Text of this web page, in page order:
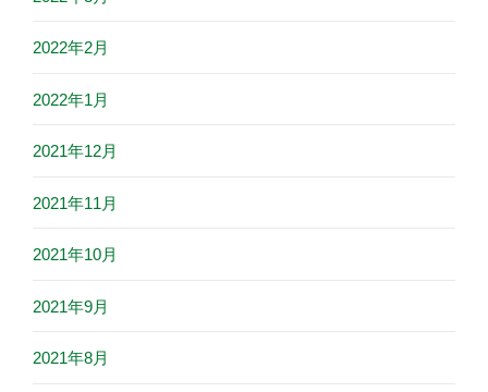
2022年2月
2022年1月
2021年12月
2021年11月
2021年10月
2021年9月
2021年8月